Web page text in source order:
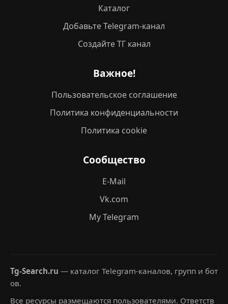
Каталог
Добавьте Telegram-канал
Создайте ТГ канал
Важное!
Пользовательское соглашение
Политика конфиденциальности
Политика cookie
Сообщество
E-Mail
Vk.com
My Telegram
Tg-Search.ru — каталог Telegram-каналов, групп и бот
ов.
Все ресурсы размещаются пользователями. Ответств